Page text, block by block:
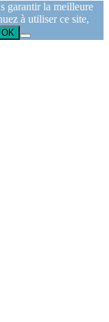
garantir la meilleure
à utiliser ce site,
OK